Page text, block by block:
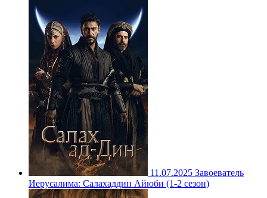
11.07.2025 Завоеватель
Иерусалима: Салахаддин Айюби (1-2 сезон)